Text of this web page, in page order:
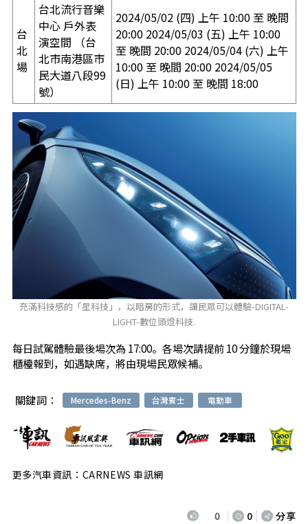
台
北
場
台北流行音樂
中心 戶外表
演空間 （台
北市南港區市
民大道八段99
號）
2024/05/02 (四) 上午 10:00 至 晚間
20:00 2024/05/03 (五) 上午 10:00
至 晚間 20:00 2024/05/04 (六) 上午
10:00 至 晚間 20:00 2024/05/05
(日) 上午 10:00 至 晚間 18:00
充滿科技感的「星科技」，以暗房的形式，讓民眾可以體驗-DIGITAL-
LIGHT-數位頭燈科技.
每日試駕體驗最後場次為 17:00。各場次請提前 10 分鐘於現場
櫃檯報到，如遇缺席，將由現場民眾候補。
關鍵詞： Mercedes-Benz 台灣賓士 電動車
更多汽車資訊：CARNEWS 車訊網
0 0 分享